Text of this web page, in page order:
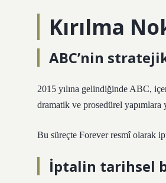
Kırılma
ABC’nin
2015 yılına gelindiğinde ABC,
dramatik ve prosedürel yapımlara
Bu süreçte Forever resmî olarak
İptalin tarihsel